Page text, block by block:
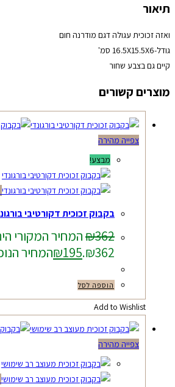
תיאור
ואזה זכוכית עגולה דגם מודרנה חום
גודל-16.5X15.5X6 סמ'
קיים גם בצבע שחור
מוצרים קשורים
צפייה מהירה
מבצע!
בקבוק זכוכית דקורטיבי
₪362
המחיר המקורי
₪362.
₪195 המחיר הנוכחי
הוספה לסל
Add to Wishlist
צפייה מהירה